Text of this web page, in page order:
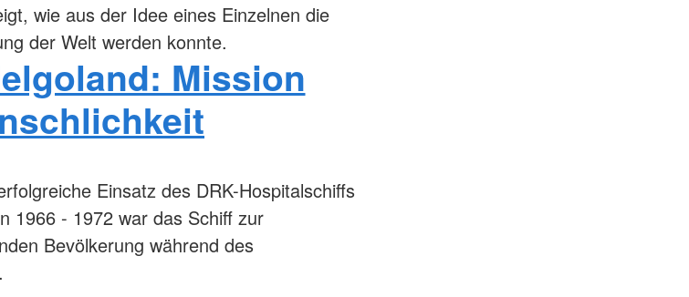
wie aus der Idee eines Einzelnen die
der Welt werden konnte.
Mission
Einsatz des DRK-Hospitalschiffs
1966 - 1972 war das Schiff zur
Bevölkerung während des